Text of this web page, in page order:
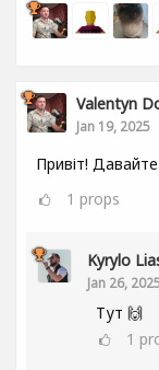
Valentyn
Jan 19, 2025
Привіт!
1 props
Kyrylo
Jan 26,
Тут 🙌
1